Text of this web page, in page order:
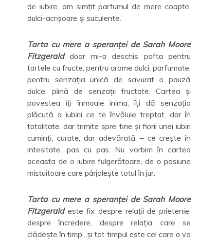
de iubire, am simțit parfumul de mere coapte,
dulci-acrișoare și suculente.
Tarta cu mere a speranței de Sarah Moore
Fitzgeralddoar mi-a deschis pofta pentru
tartele cu fructe, pentru arome dulci, parfumate,
pentru senzația unică de savurat o pauză
dulce, plină de senzații fructate. Cartea și
povestea îți înmoaie inima, îți dă senzația
plăcută a iubirii ce te învăluie treptat, dar în
totalitate, dar trimite spre tine și fiorii unei iubiri
cuminți, curate, dar adevărată – ce crește în
intesitate, pas cu pas. Nu vorbim în cartea
aceasta de o iubire fulgerătoare, de o pasiune
mistuitoare care pârjolește totul în jur.
Tarta cu mere a speranței de Sarah Moore
Fitzgeraldeste fix despre relații de prietenie,
despre încredere, despre relația care se
clădește în timp.. și tot timpul este cel care o va